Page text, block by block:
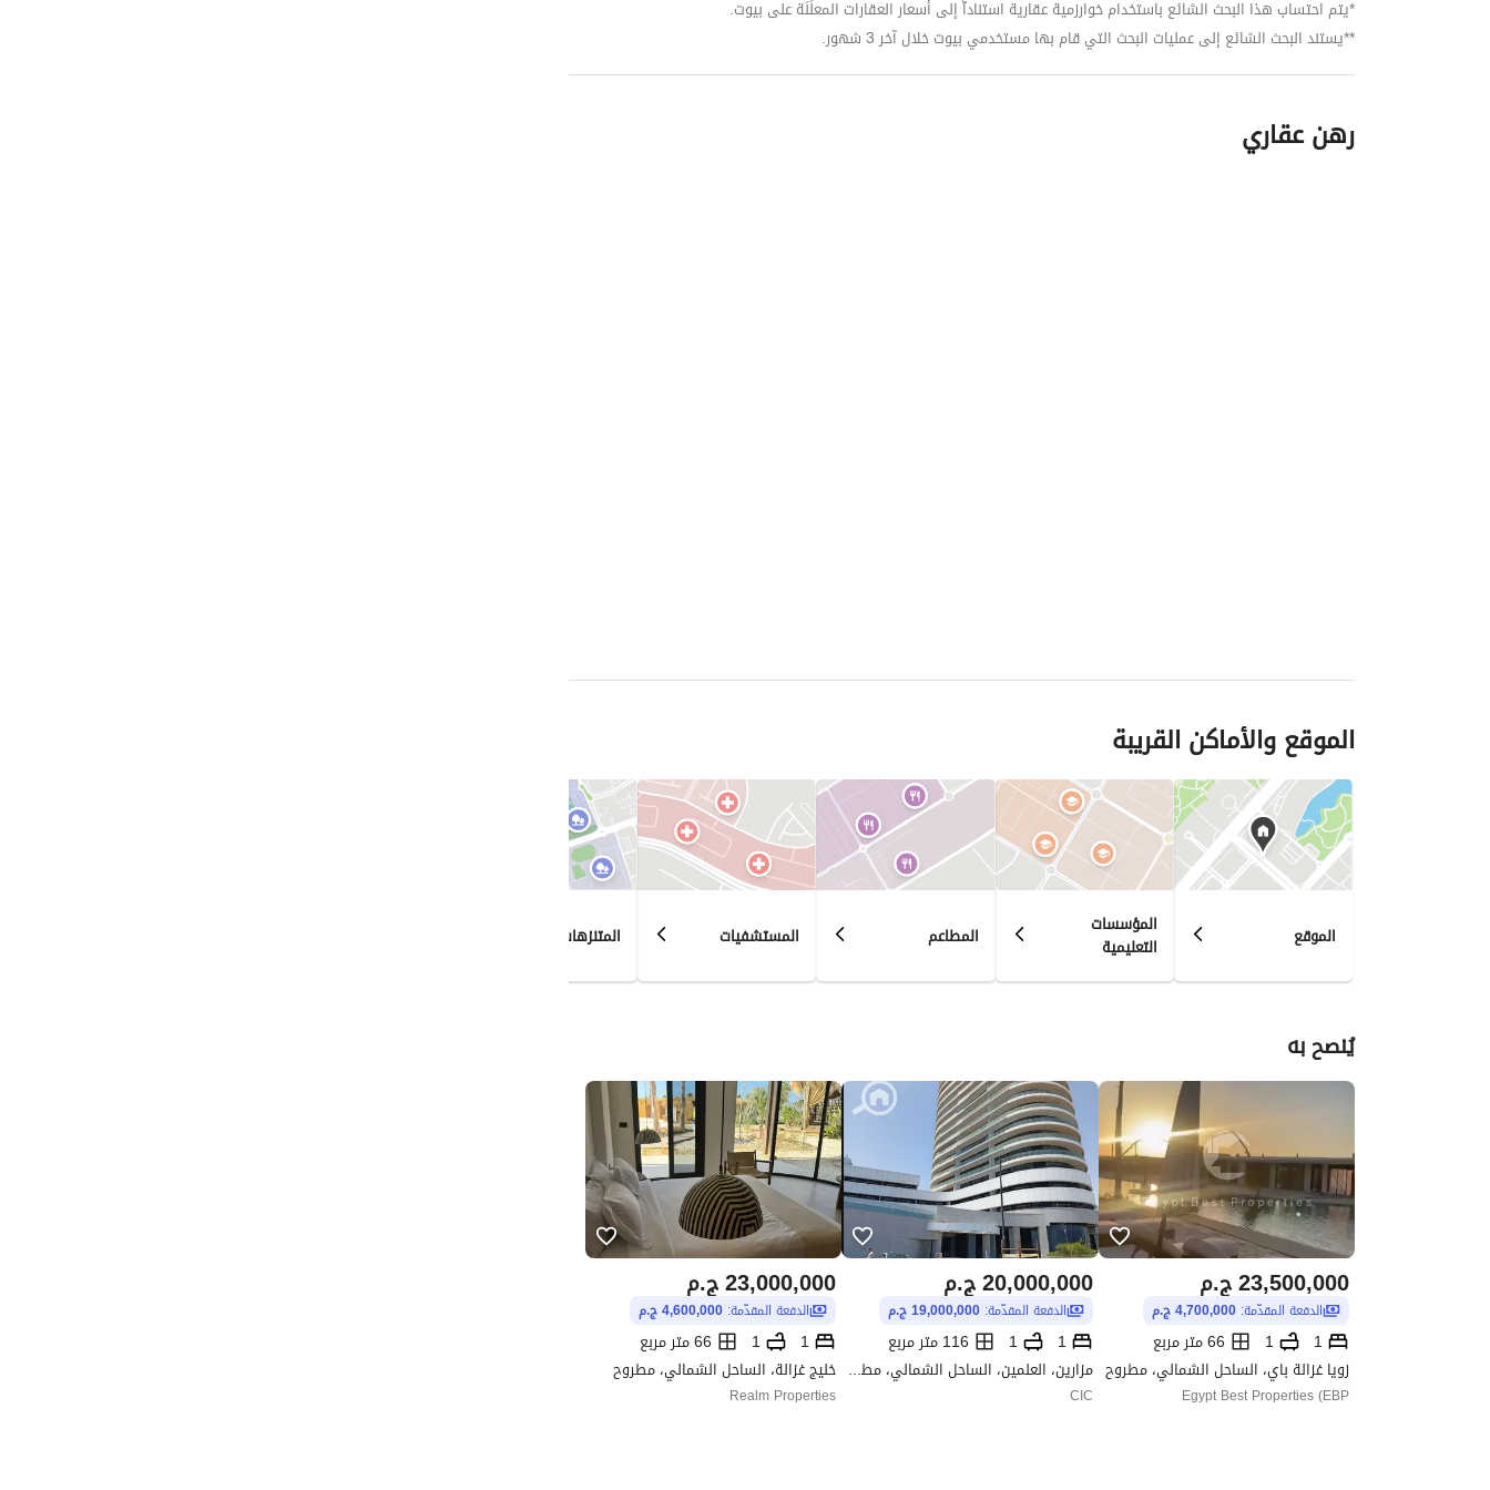
*يتم احتساب هذا البحث الشائع باستخدام خوارزمية عقارية استناداّ إلى أسعار العقارات المعلَنَة على بيوت.
**يستند البحث الشائع إلى عمليات البحث التي قام بها مستخدمي بيوت خلال آخر 3 شهور.
رهن عقاري
الموقع والأماكن القريبة
الموقع المؤسسات
التعليمية المطاعم المستشفيات المتنزهات
يُنصح به
ج.م23,500,000
الدفعة المقدّمة: 4,700,000 ج.م
1
1
66 متر مربع
زويا غزالة باي، الساحل الشمالي، مطروح
Egypt Best Properties (EBP
ج.م20,000,000
الدفعة المقدّمة:19,000,000 ج.م
1
1
116 متر مربع
مزارين، العلمين، الساحل الشمالي، مطروح
CIC
ج.م23,000,000
الدفعة المقدّمة: 4,600,000 ج.م
1
1
66 متر مربع
خليج غزالة، الساحل الشمالي، مطروح
Realm Properties